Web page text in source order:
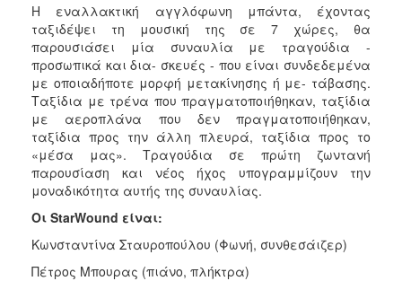
Η εναλλακτική αγγλόφωνη μπάντα, έχοντας
ταξιδέψει τη μουσική της σε 7 χώρες, θα
παρουσιάσει μία συναυλία με τραγούδια -
προσωπικά και δια- σκευές - που είναι συνδεδεμένα
με οποιαδήποτε μορφή μετακίνησης ή με- τάβασης.
Ταξίδια με τρένα που πραγματοποιήθηκαν, ταξίδια
με αεροπλάνα που δεν πραγματοποιήθηκαν,
ταξίδια προς την άλλη πλευρά, ταξίδια προς το
«μέσα μας». Τραγούδια σε πρώτη ζωντανή
παρουσίαση και νέος ήχος υπογραμμίζουν την
μοναδικότητα αυτής της συναυλίας.
Οι StarWound είναι:
Κωνσταντίνα Σταυροπούλου (Φωνή, συνθεσάιζερ)
Πέτρος Μπουρας (πιάνο, πλήκτρα)